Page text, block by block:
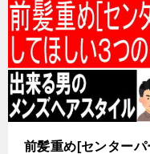
前髪重め[センター